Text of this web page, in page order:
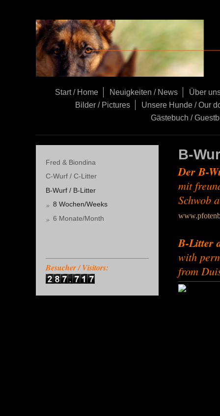
Start / Home Neuigkeiten / News
Über
Bilder / Pictures
Unsere Hunde / Our
Gästebuch /
B-
Der B-
mit
Schwob
B-Litter
with
from
Fred & Biondina
C-Wurf / C-Litter
B-Wurf / B-Litter
8 Wochen/Weeks
6 Monate/Month
Besucher / Visitors: